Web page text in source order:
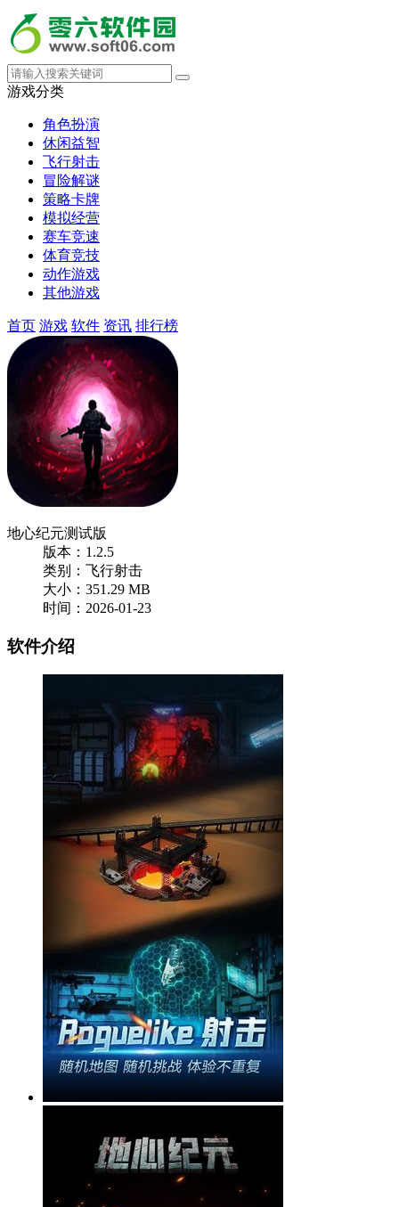
游戏分类
角色扮演
休闲益智
飞行射击
冒险解谜
策略卡牌
模拟经营
赛车竞速
体育竞技
动作游戏
其他游戏
首页 游戏 软件 资讯 排行榜
地心纪元测试版
版本：1.2.5
类别：飞行射击
大小：351.29 MB
时间：2026-01-23
软件介绍